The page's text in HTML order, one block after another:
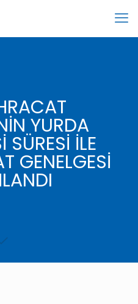
YURDA
SÜRESİ İLE
GENELGESİ